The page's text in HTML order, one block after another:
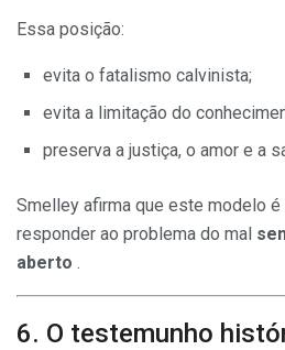
Essa posição:
evita o fatalismo calvinista;
evita a limitação do
preserva a justiça, o amor e a
Smelley afirma que este modelo
responder ao problema do mal
aberto .
6. O testemunho